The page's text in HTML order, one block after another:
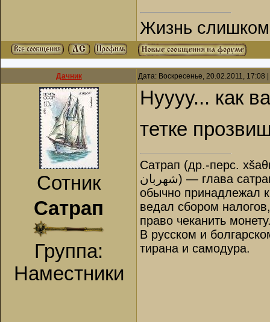
Жизнь слишком
Дачник Дата: Воскресенье, 20.02.2011,
Сотник
Сатрап
Группа:
Наместники
Нуууу... как
тетке
Сатрап (др.-перс.
شهربان‎) — глава сатрапии, правитель в Древней Персии. Назначался царём и
обычно принадлежал
ведал сбором
право чеканить
В русском и
тирана и самодура.